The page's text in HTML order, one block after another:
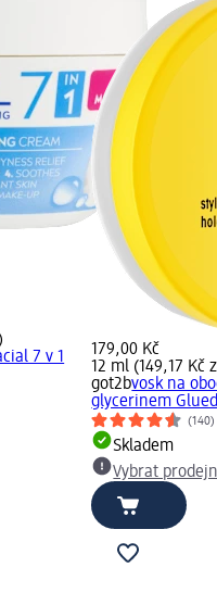
7 v 1
179,00 Kč
12 ml (149,17 Kč
got2bvosk na
glycerinem
(140)
Skladem
Vybrat